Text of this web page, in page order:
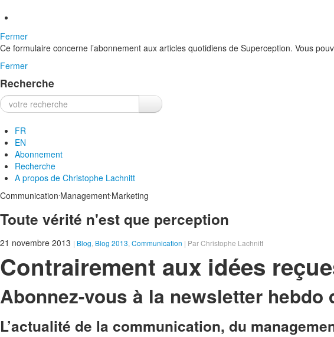
Fermer
Ce formulaire concerne l’abonnement aux articles quotidiens de Superception. Vous
Fermer
Recherche
Recherche :
FR
EN
Abonnement
Recherche
A propos de Christophe Lachnitt
Communication Management Marketing
Toute vérité n'est que perception
21 novembre 2013 | Blog Blog 2013 Communication | Par Christophe Lachnitt
Contrairement aux idées
Abonnez-vous à la newsletter hebdo
L’actualité de la communication, du